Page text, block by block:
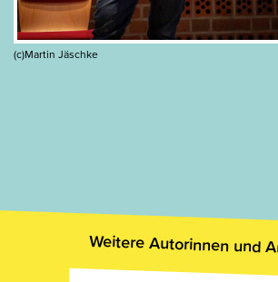
(c)Martin Jäschke
Weitere Autorinnen und